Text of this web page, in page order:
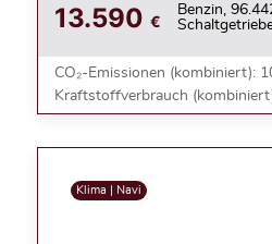
13.590 €
Benzin,
CO₂-Emissionen (kombiniert):
Kraftstoffverbrauch
Klima | Navi